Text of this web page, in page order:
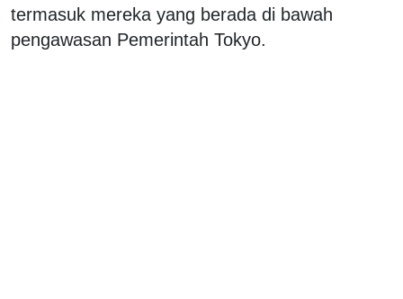
termasuk mereka yang berada di bawah
pengawasan Pemerintah Tokyo.